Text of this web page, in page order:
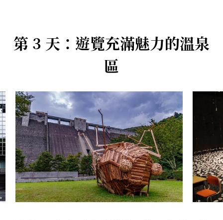
第 3 天：遊覽充滿魅力的溫泉
區